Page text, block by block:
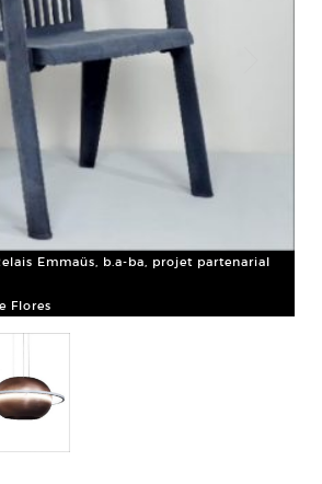
Emmaüs, b.a-ba, projet partenarial
Flores